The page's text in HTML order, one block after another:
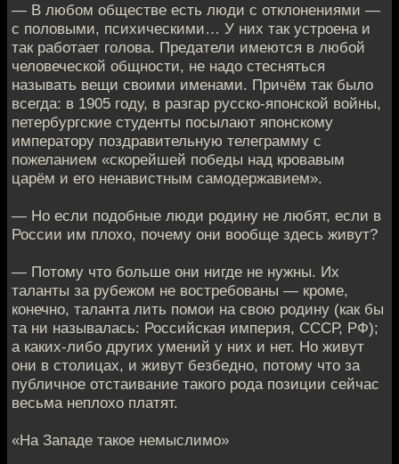
— В любом обществе есть люди с отклонениями —
с половыми, психическими… У них так устроена и
так работает голова. Предатели имеются в любой
человеческой общности, не надо стесняться
называть вещи своими именами. Причём так было
всегда: в 1905 году, в разгар русско-японской войны,
петербургские студенты посылают японскому
императору поздравительную телеграмму с
пожеланием «скорейшей победы над кровавым
царём и его ненавистным самодержавием».
— Но если подобные люди родину не любят, если в
России им плохо, почему они вообще здесь живут?
— Потому что больше они нигде не нужны. Их
таланты за рубежом не востребованы — кроме,
конечно, таланта лить помои на свою родину (как бы
та ни называлась: Российская империя, СССР, РФ);
а каких-либо других умений у них и нет. Но живут
они в столицах, и живут безбедно, потому что за
публичное отстаивание такого рода позиции сейчас
весьма неплохо платят.
«На Западе такое немыслимо»